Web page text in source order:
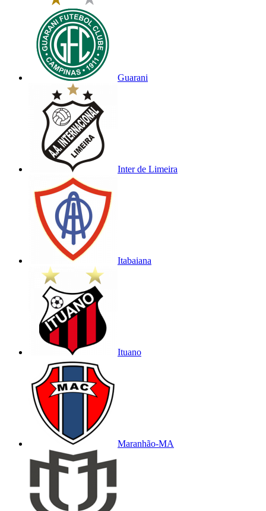
Guarani
Inter de Limeira
Itabaiana
Ituano
Maranhão-MA